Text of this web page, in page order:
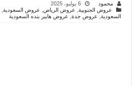
محمود
6 يوليو، 2025
عروض الجنوبية, عروض الرياض, عروض السعودية,
السعودية, عروض جدة, عروض هايبر بنده السعودية